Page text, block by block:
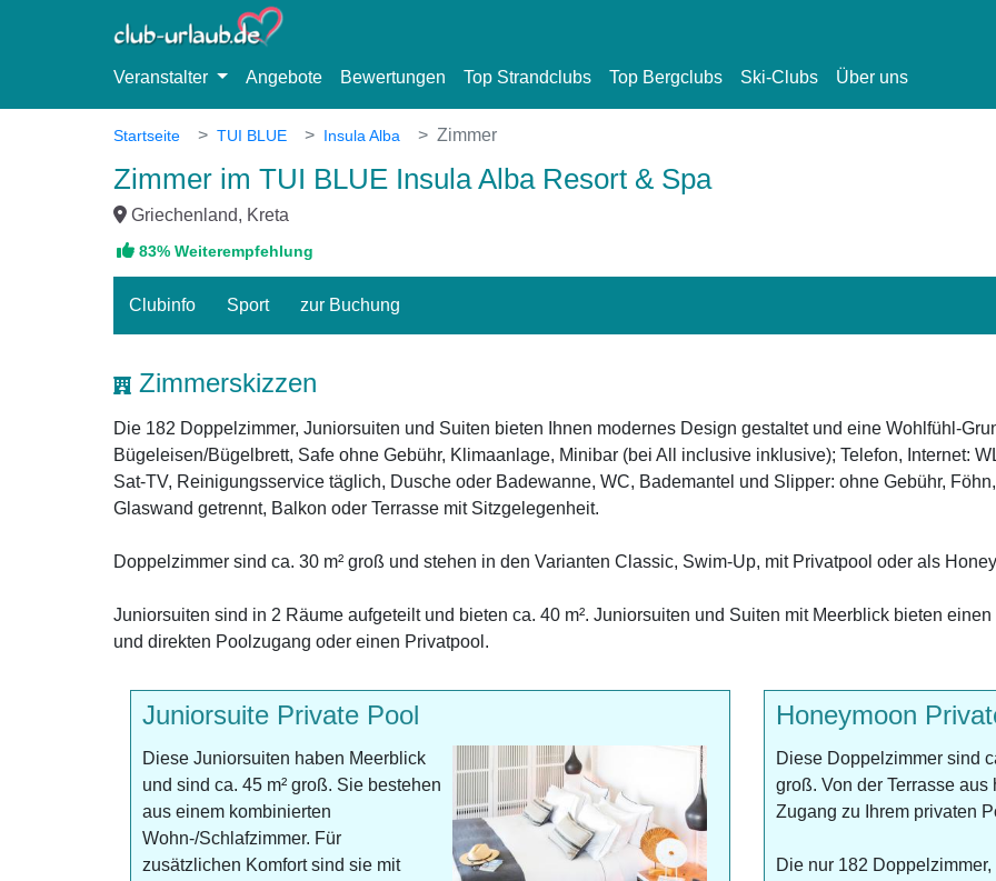
Veranstalter Angebote Bewertungen Top Strandclubs Top Bergclubs Ski-Clubs Über uns
Startseite TUI BLUE Insula Alba Zimmer
Zimmer im TUI BLUE Insula Alba Resort & Spa
Griechenland, Kreta
83% Weiterempfehlung
Clubinfo Sport zur Buchung
Zimmerskizzen
Die 182 Doppelzimmer, Juniorsuiten und Suiten bieten Ihnen modernes Design gestaltet und eine Wohlfühl-
Bügeleisen/Bügelbrett, Safe ohne Gebühr, Klimaanlage, Minibar (bei All inclusive inklusive); Telefon, Internet:
Sat-TV, Reinigungsservice täglich, Dusche oder Badewanne, WC, Bademantel und Slipper: ohne Gebühr,
Glaswand getrennt, Balkon oder Terrasse mit Sitzgelegenheit.
Doppelzimmer sind ca. 30 m² groß und stehen in den Varianten Classic, Swim-Up, mit Privatpool oder als
Juniorsuiten sind in 2 Räume aufgeteilt und bieten ca. 40 m². Juniorsuiten und Suiten mit Meerblick bieten
und direkten Poolzugang oder einen Privatpool.
Juniorsuite Private Pool
Diese Juniorsuiten haben Meerblick
und sind ca. 45 m² groß. Sie bestehen
aus einem kombinierten
Wohn-/Schlafzimmer. Für
zusätzlichen Komfort sind sie mit
Honeymoon
Diese Doppelzimmer sind
groß. Von der Terrasse aus
Zugang zu Ihrem privaten
Die nur 182 Doppelzimmer,